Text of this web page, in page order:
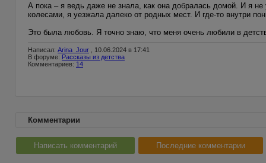
А пока – я ведь даже не знала, как она добралась домой. И я
колесами, я уезжала далеко от родных мест. И где-то внутри
Это была любовь. Я точно знаю, что меня очень любили в
Написал: Arina_Jour , 10.06.2024 в 17:41
В форуме: Рассказы из детства
Комментариев: 14
Комментарии
Написать комментарий Последние комментарии